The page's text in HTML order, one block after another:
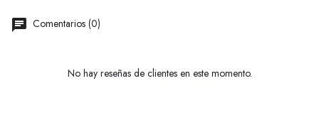
Comentarios (0)
No hay reseñas de clientes en este momento.